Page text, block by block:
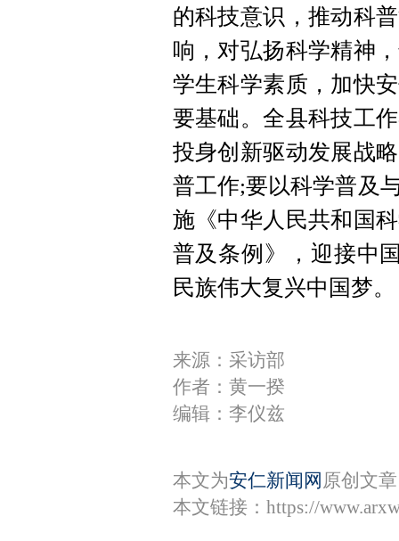
的科技意识，推动科
响，对弘扬科学精神
学生科学素质，加快
要基础。全县科技工
投身创新驱动发展战
普工作;要以科学普及
施《中华人民共和国
普及条例》，迎接中
民族伟大复兴中国梦。
来源：采访部
作者：黄一揆
编辑：李仪兹
本文为安仁新闻网 原创文
本文链接： https://